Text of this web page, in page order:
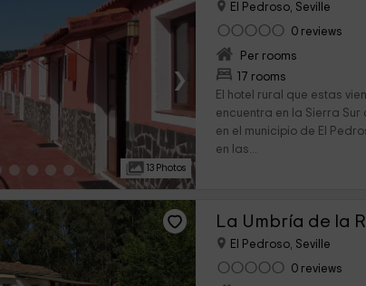
›
13 Photos
El Pedroso, Seville
0 reviews
Per rooms
17 rooms
El hotel rural que estas
encuentra en la Sierra
en el municipio de El
en las...
El Pedroso, Seville
0 reviews